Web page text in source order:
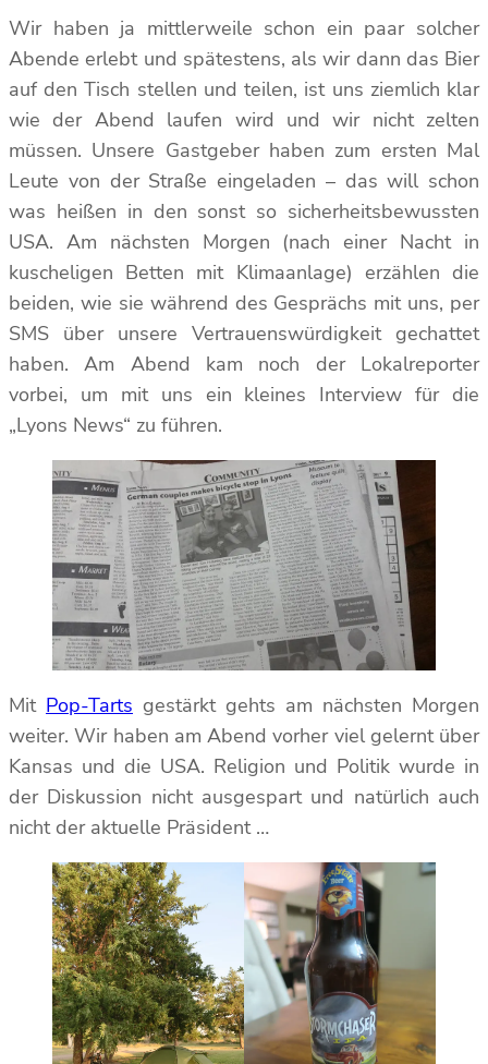
Wir haben ja mittlerweile schon ein paar solcher
Abende erlebt und spätestens, als wir dann das Bier
auf den Tisch stellen und teilen, ist uns ziemlich klar
wie der Abend laufen wird und wir nicht zelten
müssen. Unsere Gastgeber haben zum ersten Mal
Leute von der Straße eingeladen – das will schon
was heißen in den sonst so sicherheitsbewussten
USA. Am nächsten Morgen (nach einer Nacht in
kuscheligen Betten mit Klimaanlage) erzählen die
beiden, wie sie während des Gesprächs mit uns, per
SMS über unsere Vertrauenswürdigkeit gechattet
haben. Am Abend kam noch der Lokalreporter
vorbei, um mit uns ein kleines Interview für die
„Lyons News“ zu führen.
Mit Pop-Tarts gestärkt gehts am nächsten Morgen
weiter. Wir haben am Abend vorher viel gelernt über
Kansas und die USA. Religion und Politik wurde in
der Diskussion nicht ausgespart und natürlich auch
nicht der aktuelle Präsident …